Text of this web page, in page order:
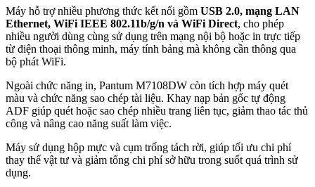
Máy hỗ trợ nhiều phương thức kết nối gồm USB 2.0, mạng LAN
Ethernet, WiFi IEEE 802.11b/g/n và WiFi Direct, cho phép
nhiều người dùng cùng sử dụng trên mạng nội bộ hoặc in trực tiếp
từ điện thoại thông minh, máy tính bảng mà không cần thông qua
bộ phát WiFi.
Ngoài chức năng in, Pantum M7108DW còn tích hợp máy quét
màu và chức năng sao chép tài liệu. Khay nạp bản gốc tự động
ADF giúp quét hoặc sao chép nhiều trang liên tục, giảm thao tác thủ
công và nâng cao năng suất làm việc.
Máy sử dụng hộp mực và cụm trống tách rời, giúp tối ưu chi phí
thay thế vật tư và giảm tổng chi phí sở hữu trong suốt quá trình sử
dụng.